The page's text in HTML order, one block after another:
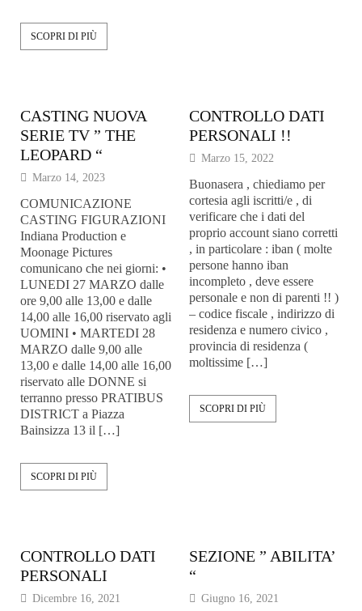
SCOPRI DI PIÙ
CASTING NUOVA
SERIE TV ” THE
LEOPARD “
Marzo 14, 2023
COMUNICAZIONE
CASTING FIGURAZIONI
Indiana Production e
Moonage Pictures
comunicano che nei giorni: •
LUNEDI 27 MARZO dalle
ore 9,00 alle 13,00 e dalle
14,00 alle 16,00 riservato agli
UOMINI • MARTEDI 28
MARZO dalle 9,00 alle
13,00 e dalle 14,00 alle 16,00
riservato alle DONNE si
terranno presso PRATIBUS
DISTRICT a Piazza
Bainsizza 13 il […]
SCOPRI DI PIÙ
CONTROLLO DATI
PERSONALI !!
Marzo 15, 2022
Buonasera , chiediamo per
cortesia agli iscritti/e , di
verificare che i dati del
proprio account siano corretti
, in particolare : iban ( molte
persone hanno iban
incompleto , deve essere
personale e non di parenti !! )
– codice fiscale , indirizzo di
residenza e numero civico ,
provincia di residenza (
moltissime […]
SCOPRI DI PIÙ
CONTROLLO DATI
PERSONALI
Dicembre 16, 2021
SEZIONE ” ABILITA’
“
Giugno 16, 2021